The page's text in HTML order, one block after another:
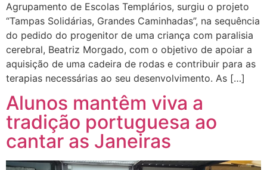
Agrupamento de Escolas Templários, surgiu o projeto
“Tampas Solidárias, Grandes Caminhadas”, na sequência
do pedido do progenitor de uma criança com paralisia
cerebral, Beatriz Morgado, com o objetivo de apoiar a
aquisição de uma cadeira de rodas e contribuir para as
terapias necessárias ao seu desenvolvimento. As […]
Alunos mantêm viva a
tradição portuguesa ao
cantar as Janeiras